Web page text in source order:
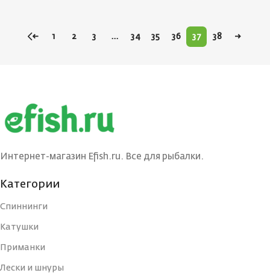
← 1 2 3 … 34 35 36 37 38 →
Интернет-магазин Efish.ru. Все для рыбалки.
Категории
Спиннинги
Катушки
Приманки
Лески и шнуры